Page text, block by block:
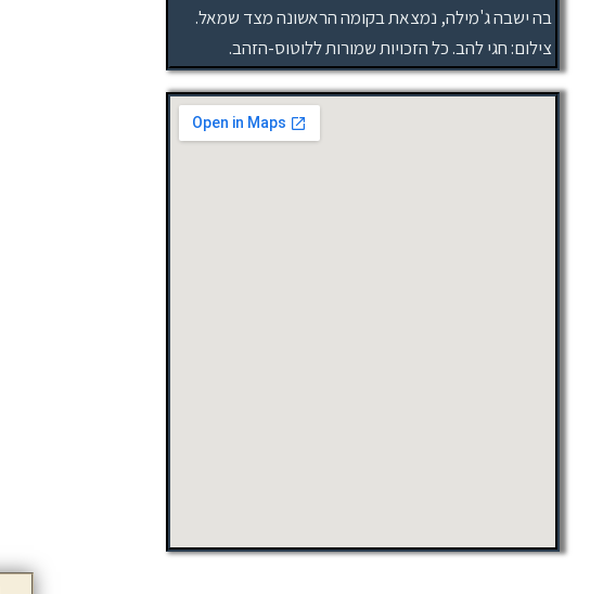
בה ישבה ג'מילה, נמצאת בקומה הראשונה מצד שמאל.
צילום: חגי להב. כל הזכויות שמורות ללוטוס-הזהב.‏